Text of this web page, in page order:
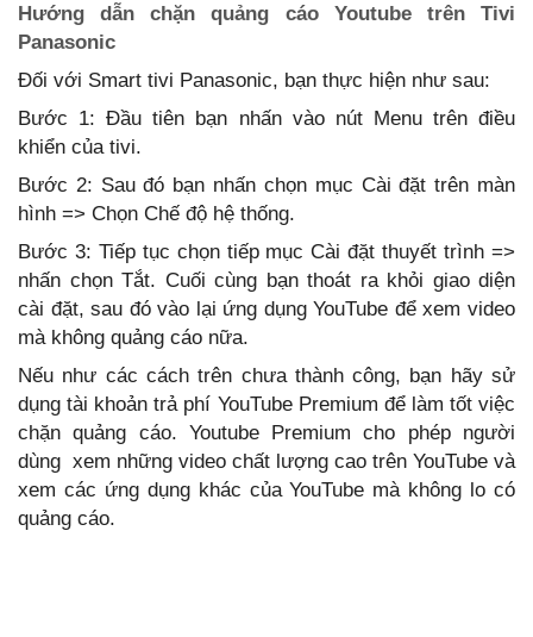
Hướng dẫn chặn quảng cáo Youtube trên Tivi
Panasonic
Đối với Smart tivi Panasonic, bạn thực hiện như sau:
Bước 1: Đầu tiên bạn nhấn vào nút Menu trên điều
khiển của tivi.
Bước 2: Sau đó bạn nhấn chọn mục Cài đặt trên màn
hình => Chọn Chế độ hệ thống.
Bước 3: Tiếp tục chọn tiếp mục Cài đặt thuyết trình =>
nhấn chọn Tắt. Cuối cùng bạn thoát ra khỏi giao diện
cài đặt, sau đó vào lại ứng dụng YouTube để xem video
mà không quảng cáo nữa.
Nếu như các cách trên chưa thành công, bạn hãy sử
dụng tài khoản trả phí YouTube Premium để làm tốt việc
chặn quảng cáo. Youtube Premium cho phép người
dùng xem những video chất lượng cao trên YouTube và
xem các ứng dụng khác của YouTube mà không lo có
quảng cáo.